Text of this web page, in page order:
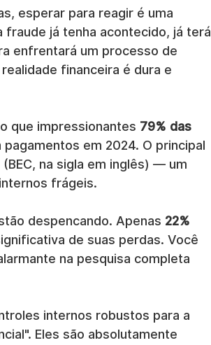
esperar para reagir é uma
já tenha acontecido, já terá
enfrentará um processo de
financeira é dura e
que impressionantes 79% das
em 2024. O principal
na sigla em inglês) — um
frágeis.
despencando. Apenas 22%
de suas perdas. Você
na pesquisa completa
internos robustos para a
Eles são absolutamente